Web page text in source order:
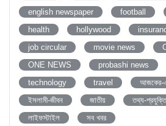
english newspaper
football
health
hollywood
job circular
movie news
ONE NEWS
probashi news
technology
travel
আজকের-
ইসলামী-জীবন
জাতীয় তথ্য-প্রযুক্তি
লাইফস্টাইল
সব খবর